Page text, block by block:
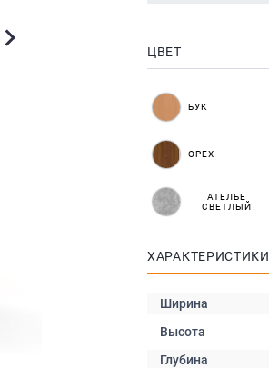
ЦВЕТ
БУК
ОРЕХ
АТЕЛЬЕ
СВЕТЛЫЙ
ХАРАКТЕРИСТИКИ
Ширина
Высота
Глубина